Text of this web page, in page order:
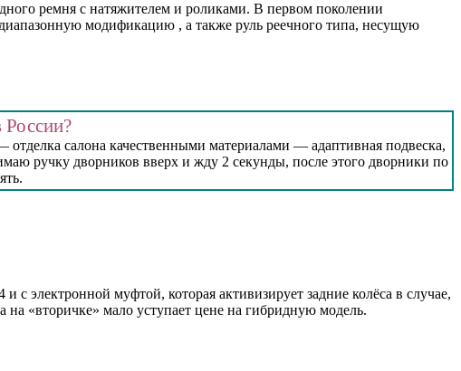
ремня с натяжителем и роликами. В первом поколении
модификацию , а также руль реечного типа, несущую
салона качественными материалами — адаптивная подвеска,
ручку дворников вверх и жду 2 секунды, после этого дворники по
электронной муфтой, которая активизирует задние колёса в случае,
«вторичке» мало уступает цене на гибридную модель.